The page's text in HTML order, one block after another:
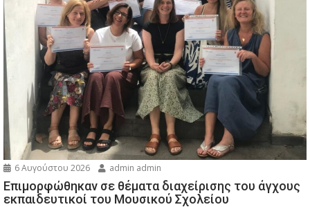
6 Αυγούστου 2026 admin admin
Eπιμορφώθηκαν σε θέματα διαχείρισης του άγχους
εκπαιδευτικοί του Μουσικού Σχολείου